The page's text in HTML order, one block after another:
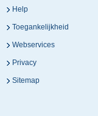
Help
Toegankelijkheid
Webservices
Privacy
Sitemap